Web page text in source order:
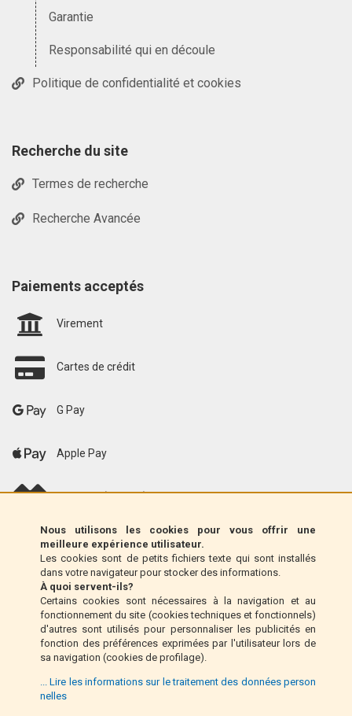
Nous utilisons les cookies pour vous offrir une
meilleure expérience utilisateur.
Les cookies sont de petits fichiers texte qui sont installés
dans votre navigateur pour stocker des informations.
À quoi servent-ils?
Certains cookies sont nécessaires à la navigation et au
fonctionnement du site (cookies techniques et fonctionnels)
d'autres sont utilisés pour personnaliser les publicités en
fonction des préférences exprimées par l'utilisateur lors de
sa navigation (cookies de profilage).
... Lire les informations sur le traitement des données person
nelles
Garantie
Responsabilité qui en découle
Politique de confidentialité et cookies
Recherche du site
Termes de recherche
Recherche Avancée
Paiements acceptés
Virement
Cartes de crédit
G Pay
Apple Pay
scalapay (EU only)
Klarna (UE uniquement)
Mandat postal (Italie uniquement)
Paiement à la livraison (Italie uniquement)